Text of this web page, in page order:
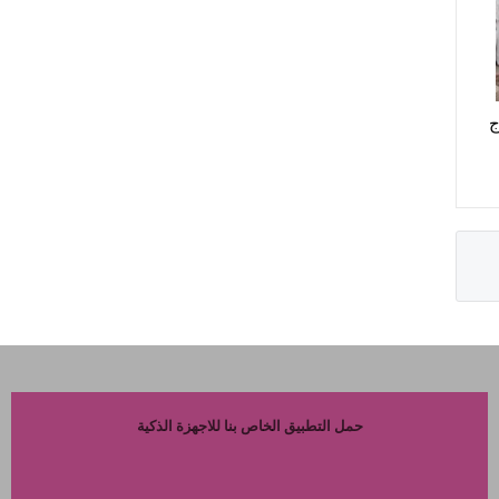
حمل التطبيق الخاص بنا للاجهزة الذكية